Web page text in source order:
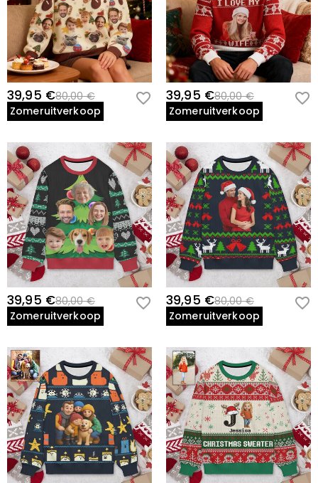
39,95 €80,00 €
Zomeruitverkoop
39,95 €80,00 €
Zomeruitverkoop
39,95 €80,00 €
Zomeruitverkoop
39,95 €80,00 €
Zomeruitverkoop